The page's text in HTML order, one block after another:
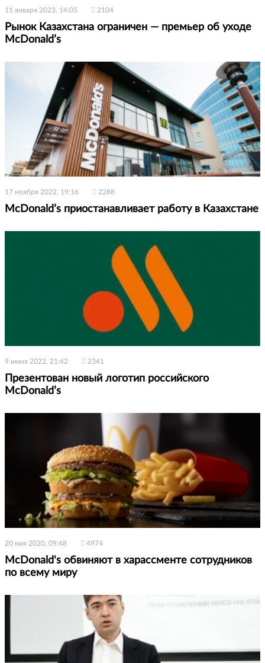
11 января 2023, 14:05 2104
Рынок Казахстана ограничен — премьер об уходе
McDonald’s
17 ноября 2022, 19:16 2288
McDonald’s приостанавливает работу в Казахстане
9 июня 2022, 21:42 2341
Презентован новый логотип российского
McDonald’s
20 мая 2020, 09:48 4974
McDonald's обвиняют в харассменте сотрудников
по всему миру